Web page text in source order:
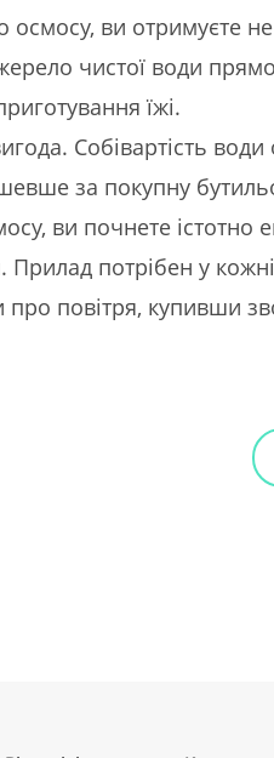
ви отримуєте не
чистої води
їжі.
Собівартість
за покупну
ви почнете істотно
потрібен у
повітря, купивши